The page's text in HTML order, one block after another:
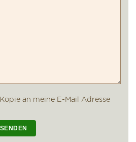
Kopie an meine E-Mail Adresse